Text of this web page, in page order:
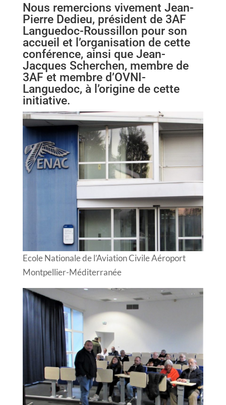
Nous remercions vivement Jean-
Pierre Dedieu, président de 3AF
Languedoc-Roussillon pour son
accueil et l’organisation de cette
conférence, ainsi que Jean-
Jacques Scherchen, membre de
3AF et membre d’OVNI-
Languedoc, à l’origine de cette
initiative.
Ecole Nationale de l’Aviation Civile Aéroport
Montpellier-Méditerranée